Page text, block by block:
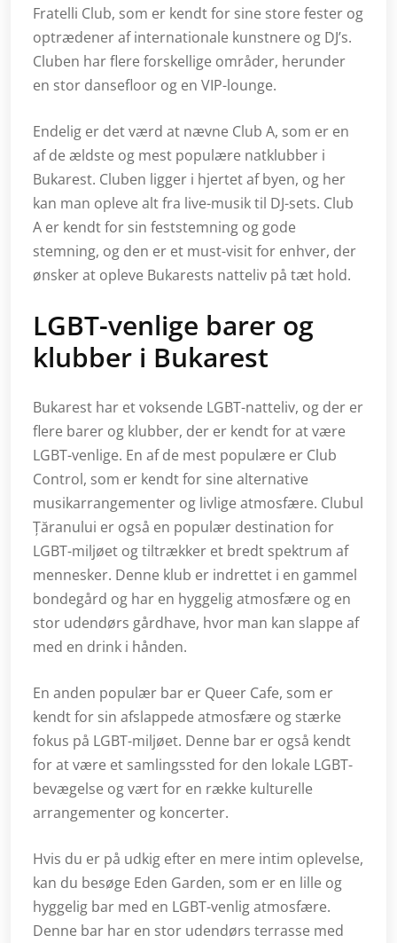
Fratelli Club, som er kendt for sine store fester og
optrædener af internationale kunstnere og DJ’s.
Cluben har flere forskellige områder, herunder
en stor dansefloor og en VIP-lounge.
Endelig er det værd at nævne Club A, som er en
af de ældste og mest populære natklubber i
Bukarest. Cluben ligger i hjertet af byen, og her
kan man opleve alt fra live-musik til DJ-sets. Club
A er kendt for sin feststemning og gode
stemning, og den er et must-visit for enhver, der
ønsker at opleve Bukarests natteliv på tæt hold.
LGBT-venlige barer og
klubber i Bukarest
Bukarest har et voksende LGBT-natteliv, og der er
flere barer og klubber, der er kendt for at være
LGBT-venlige. En af de mest populære er Club
Control, som er kendt for sine alternative
musikarrangementer og livlige atmosfære. Clubul
Țăranului er også en populær destination for
LGBT-miljøet og tiltrækker et bredt spektrum af
mennesker. Denne klub er indrettet i en gammel
bondegård og har en hyggelig atmosfære og en
stor udendørs gårdhave, hvor man kan slappe af
med en drink i hånden.
En anden populær bar er Queer Cafe, som er
kendt for sin afslappede atmosfære og stærke
fokus på LGBT-miljøet. Denne bar er også kendt
for at være et samlingssted for den lokale LGBT-
bevægelse og vært for en række kulturelle
arrangementer og koncerter.
Hvis du er på udkig efter en mere intim oplevelse,
kan du besøge Eden Garden, som er en lille og
hyggelig bar med en LGBT-venlig atmosfære.
Denne bar har en stor udendørs terrasse med